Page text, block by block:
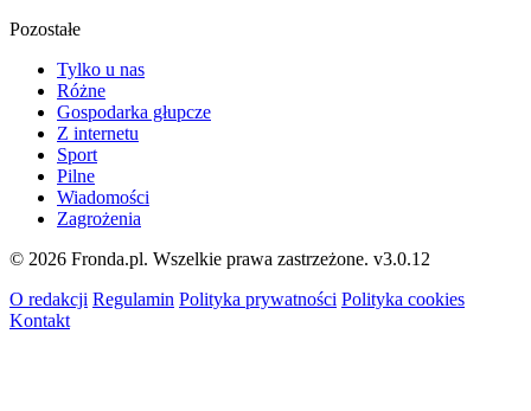
Pozostałe
Tylko u nas
Różne
Gospodarka głupcze
Z internetu
Sport
Pilne
Wiadomości
Zagrożenia
© 2026 Fronda.pl. Wszelkie prawa zastrzeżone. v3.0.12
O redakcji Regulamin Polityka prywatności Polityka cookies
Kontakt